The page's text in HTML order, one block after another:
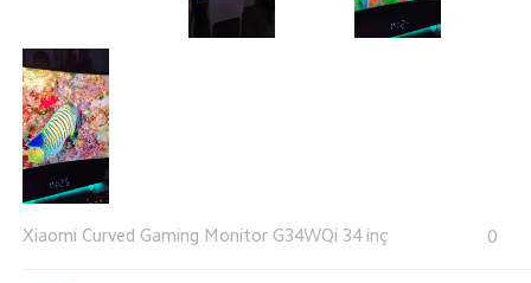
Xiaomi Curved Gaming Monitor G34WQi 34 inç 0